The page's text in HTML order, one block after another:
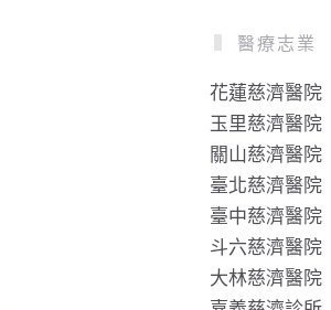
醫療志業
花蓮慈濟醫院
玉里慈濟醫院
關山慈濟醫院
臺北慈濟醫院
臺中慈濟醫院
斗六慈濟醫院
大林慈濟醫院